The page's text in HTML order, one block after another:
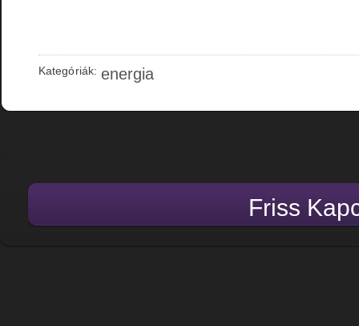
Kategóriák: energia
Friss